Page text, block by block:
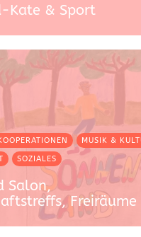
Kate & Sport
MUSIK &
SOZIALES
Salon,
Freiräume